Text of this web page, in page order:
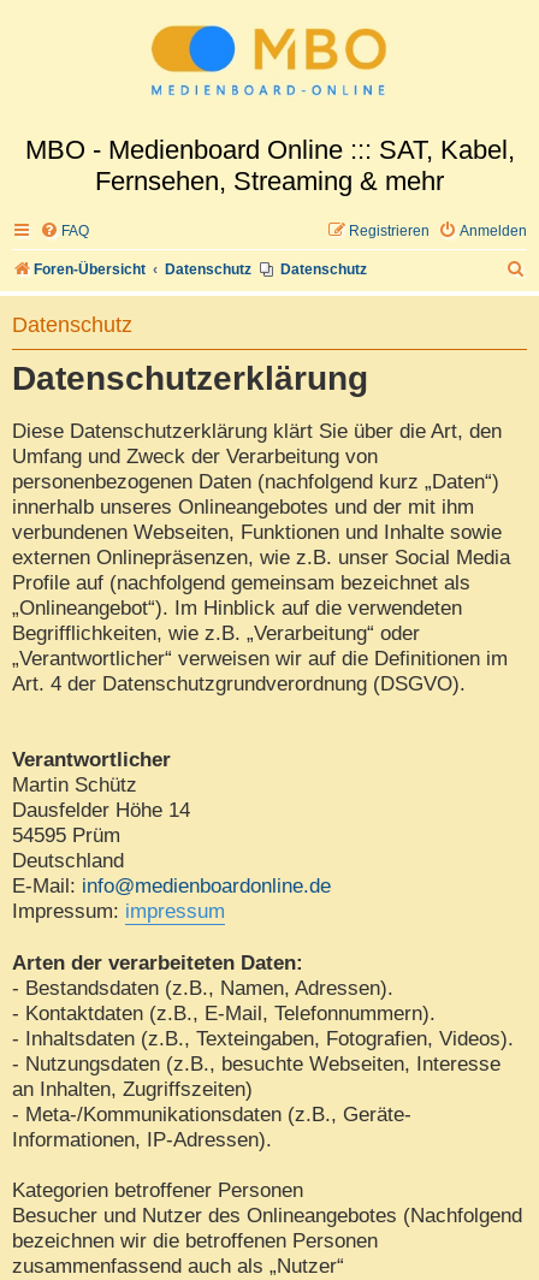
MBO - Medienboard Online ::: SAT, Kabel,
Fernsehen, Streaming & mehr
FAQ Anmelden
Registrieren
Foren-Übersicht Datenschutz Datenschutz
u
Datenschutz
Datenschutzerklärung
Diese Datenschutzerklärung klärt Sie über die Art, den
Umfang und Zweck der Verarbeitung von
personenbezogenen Daten (nachfolgend kurz „Daten“)
innerhalb unseres Onlineangebotes und der mit ihm
verbundenen Webseiten, Funktionen und Inhalte sowie
externen Onlinepräsenzen, wie z.B. unser Social Media
Profile auf (nachfolgend gemeinsam bezeichnet als
„Onlineangebot“). Im Hinblick auf die verwendeten
Begrifflichkeiten, wie z.B. „Verarbeitung“ oder
„Verantwortlicher“ verweisen wir auf die Definitionen im
Art. 4 der Datenschutzgrundverordnung (DSGVO).
Verantwortlicher
Martin Schütz
Dausfelder Höhe 14
54595 Prüm
Deutschland
E-Mail: info@medienboardonline.de
Impressum: impressum
Arten der verarbeiteten Daten:
- Bestandsdaten (z.B., Namen, Adressen).
- Kontaktdaten (z.B., E-Mail, Telefonnummern).
- Inhaltsdaten (z.B., Texteingaben, Fotografien, Videos).
- Nutzungsdaten (z.B., besuchte Webseiten, Interesse
an Inhalten, Zugriffszeiten)
- Meta-/Kommunikationsdaten (z.B., Geräte-
Informationen, IP-Adressen).
Kategorien betroffener Personen
Besucher und Nutzer des Onlineangebotes (Nachfolgend
bezeichnen wir die betroffenen Personen
zusammenfassend auch als „Nutzer“